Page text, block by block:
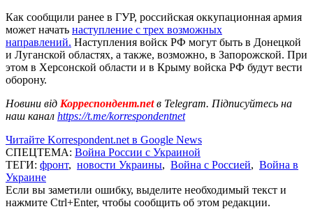
Как сообщили ранее в ГУР, российская оккупационная армия
может начать наступление с трех возможных
направлений. Наступления войск РФ могут быть в Донецкой
и Луганской областях, а также, возможно, в Запорожской. При
этом в Херсонской области и в Крыму войска РФ будут вести
оборону.
Новини від Корреспондент.netв Telegram. Підписуйтесь на
наш канал https://t.me/korrespondentnet
Читайте Korrespondent.net в Google News
СПЕЦТЕМА: Война России с Украиной
ТЕГИ: фронт, новости Украины, Война с Россией, Война в
Украине
Если вы заметили ошибку, выделите необходимый текст и
нажмите Ctrl+Enter, чтобы сообщить об этом редакции.